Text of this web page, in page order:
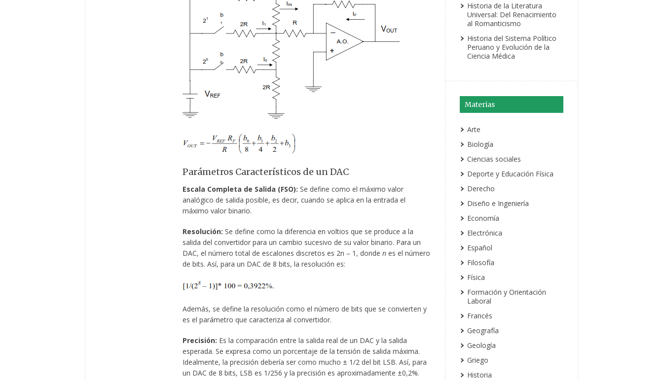
Parámetros Característicos de un DAC
Escala Completa de Salida (FSO): Se define como el máximo valor
analógico de salida posible, es decir, cuando se aplica en la entrada el
máximo valor binario.
Resolución: Se define como la diferencia en voltios que se produce a la
salida del convertidor para un cambio sucesivo de su valor binario. Para un
DAC, el número total de escalones discretos es 2n – 1, donde nes el número
de bits. Así, para un DAC de 8 bits, la resolución es:
Además, se define la resolución como el número de bits que se convierten y
es el parámetro que caracteriza al convertidor.
Precisión: Es la comparación entre la salida real de un DAC y la salida
esperada. Se expresa como un porcentaje de la tensión de salida máxima.
Idealmente, la precisión debería ser como mucho ± 1/2 del bit LSB. Así, para
un DAC de 8 bits, LSB es 1/256 y la precisión es aproximadamente ±0,2%.
Historia de la Literatura
Universal: Del Renacimiento
al Romanticismo
Historia del Sistema Político
Peruano y Evolución de la
Ciencia Médica
Materias
Arte
Biología
Ciencias sociales
Deporte y Educación Física
Derecho
Diseño e Ingeniería
Economía
Electrónica
Español
Filosofía
Física
Formación y Orientación
Laboral
Francés
Geografía
Geología
Griego
Historia